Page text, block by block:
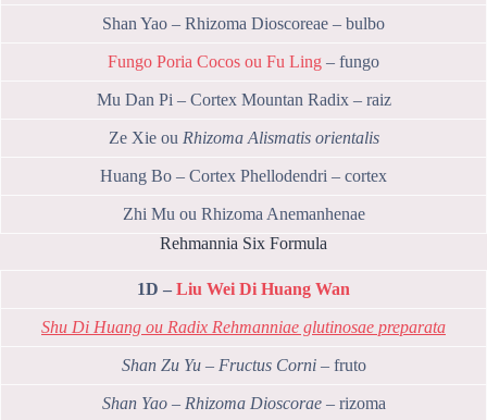
Shan Yao – Rhizoma Dioscoreae – bulbo
Fungo Poria Cocos ou Fu Ling – fungo
Mu Dan Pi – Cortex Mountan Radix – raiz
Ze Xie ou Rhizoma Alismatis orientalis
Huang Bo – Cortex Phellodendri – cortex
Zhi Mu ou Rhizoma Anemanhenae
Rehmannia Six Formula
1D – Liu Wei Di Huang Wan
Shu Di Huang ou Radix Rehmanniae glutinosae preparata
Shan Zu Yu – Fructus Corni– fruto
Shan Yao – Rhizoma Dioscorae– rizoma